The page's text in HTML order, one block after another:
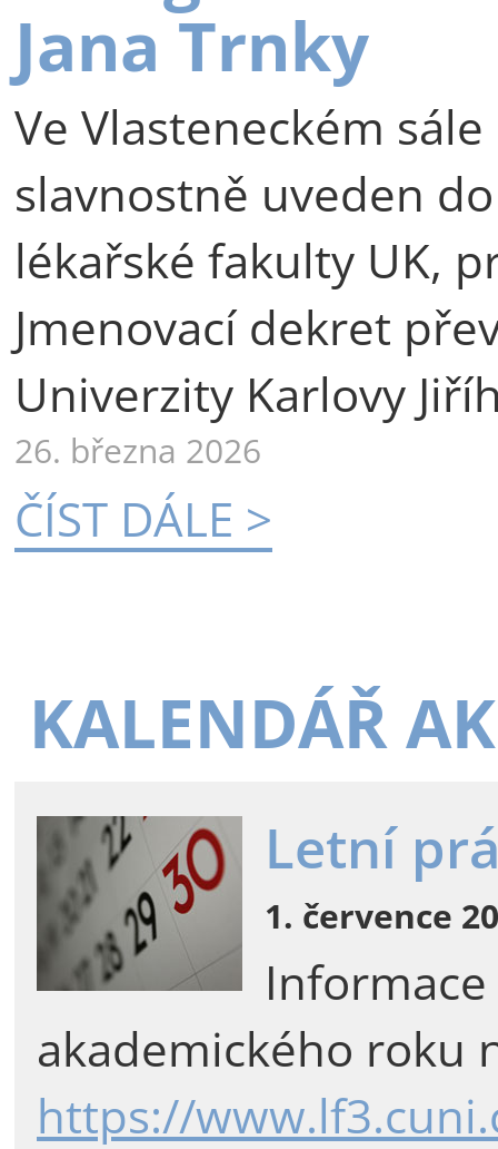
Jana Trnky
Ve Vlasteneckém
slavnostně uveden
lékařské fakulty UK,
Jmenovací dekret
Univerzity Karlovy
26. března 2026
ČÍST DÁLE >
KALENDÁŘ
Letní
1. července
akademického roku
https://